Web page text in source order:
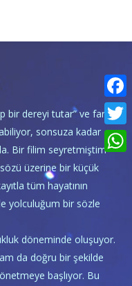
bir dereyi tutar” ve fark
sonsuza kadar
Bir filim seyretmiştim
üzerine bir küçük
tüm hayatının
yolculuğum bir sözle
döneminde oluşuyor.
da doğru bir şekilde
başlıyor. Bu